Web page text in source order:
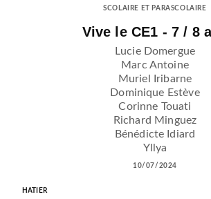
SCOLAIRE ET PARASCOLAIRE
Vive le CE1 - 7 / 8
Lucie Domergue
Marc Antoine
Muriel Iribarne
Dominique Estève
Corinne Touati
Richard Minguez
Bénédicte Idiard
Yllya
10/07/2024
HATIER